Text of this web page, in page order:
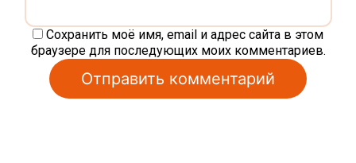
Сохранить моё имя, email и адрес сайта в этом
браузере для последующих моих комментариев.